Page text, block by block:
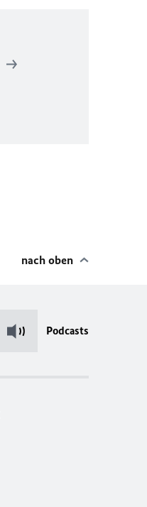
nach oben
Podcasts